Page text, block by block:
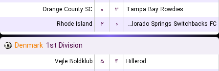
Orange County SC
۰ ۳
Tampa Bay Rowdies
Rhode Island
۲ ۰ Colorado Springs Switchbacks FC
Denmark 1st Division
Vejle Boldklub ۵ ۴
Hillerod